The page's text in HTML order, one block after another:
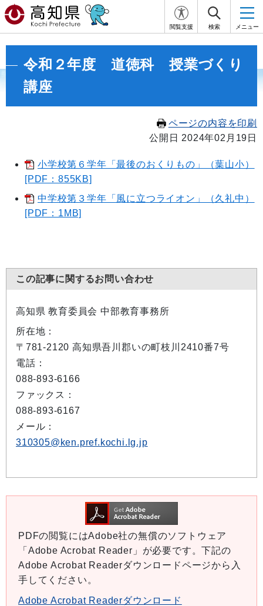
閲覧支援 検索 メニュー
令和２年度 道徳科 授業づくり
講座
ページの内容を印刷
公開日 2024年02月19日
小学校第６学年「最後のおくりもの」（葉山小）
[PDF：855KB]
中学校第３学年「風に立つライオン」（久礼中）
[PDF：1MB]
この記事に関するお問い合わせ
高知県 教育委員会 中部教育事務所
所在地：
〒781-2120 高知県吾川郡いの町枝川2410番7号
電話：
088-893-6166
ファックス：
088-893-6167
メール：
310305@ken.pref.kochi.lg.jp
PDFの閲覧にはAdobe社の無償のソフトウェア
「Adobe Acrobat Reader」が必要です。下記の
Adobe Acrobat Readerダウンロードページから入
手してください。
Adobe Acrobat Readerダウンロード